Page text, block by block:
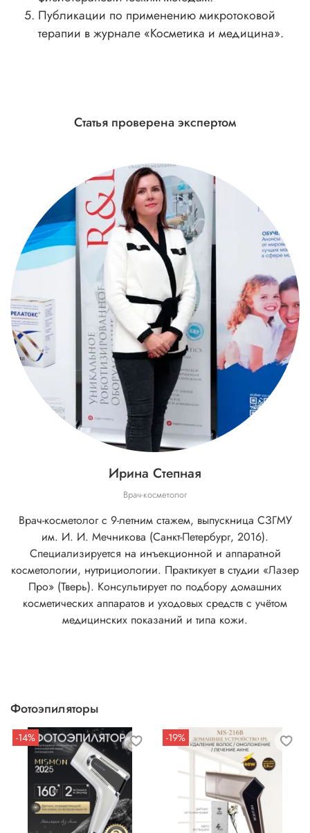
Публикации по применению микротоковой
терапии в журнале «Косметика и медицина».
Статья проверена экспертом
Ирина Степная
Врач-косметолог
Врач-косметолог с 9-летним стажем, выпускница СЗГМУ
им. И. И. Мечникова (Санкт-Петербург, 2016).
Специализируется на инъекционной и аппаратной
косметологии, нутрициологии. Практикует в студии «Лазер
Про» (Тверь). Консультирует по подбору домашних
косметических аппаратов и уходовых средств с учётом
медицинских показаний и типа кожи.
Фотоэпиляторы
-14% -19%